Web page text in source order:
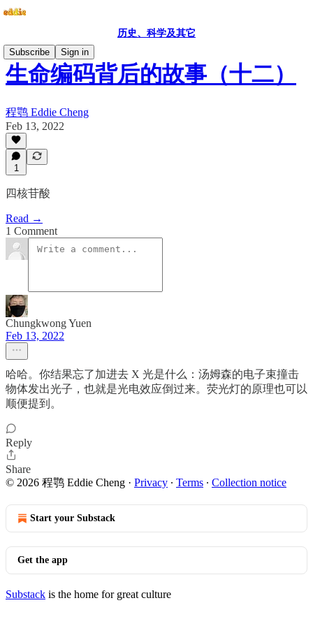
历史、科学及其它
Subscribe
Sign in
生命编码背后的故事（十二）
程鹗 Eddie Cheng
Feb 13, 2022
1
四核苷酸
Read →
1 Comment
Chungkwong Yuen
Feb 13, 2022
哈哈。你结果忘了加进去 X 光是什么：汤姆森的电子束撞击
物体发出光子，也就是光电效应倒过来。荧光灯的原理也可以
顺便提到。
Reply
Share
© 2026 程鹗 Eddie Cheng · Privacy ∙ Terms ∙ Collection notice
Start your Substack
Get the app
Substack is the home for great culture